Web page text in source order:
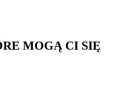
MOGĄ CI SIĘ